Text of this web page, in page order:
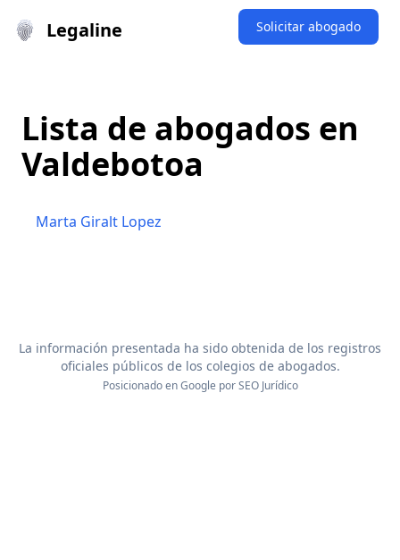
Legaline Solicitar abogado
Lista de abogados en
Valdebotoa
Marta Giralt Lopez
La información presentada ha sido obtenida de los registros
oficiales públicos de los colegios de abogados.
Posicionado en Google porSEO Jurídico